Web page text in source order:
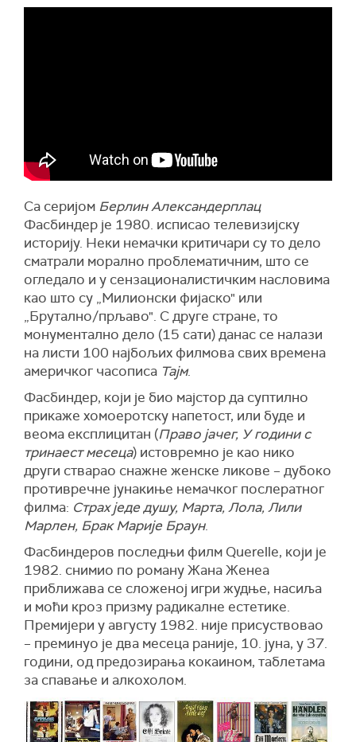
Са серијом Берлин Александерплац
Фасбиндер је 1980. исписао телевизијску
историју. Неки немачки критичари су то дело
сматрали морално проблематичним, што се
огледало и у сензационалистичким насловима
као што су „Милионски фијаско" или
„Брутално/прљаво". С друге стране, то
монументално дело (15 сати) данас се налази
на листи 100 најбољих филмова свих времена
америчког часописа Тајм.
Фасбиндер, који је био мајстор да суптилно
прикаже хомоеротску напетост, или буде и
веома експлицитан (Право јачег, У години с
тринаест месеца) истовремно је као нико
други стварао снажне женске ликове – дубоко
противречне јунакиње немачког послератног
филма: Страх једе душу, Марта, Лола, Лили
Марлен, Брак Марије Браун.
Фасбиндеров последњи филм Querellе, који је
1982. снимио по роману Жана Женеа
приближава се сложеној игри жудње, насиља
и моћи кроз призму радикалне естетике.
Премијери у августу 1982. није присуствовао
– преминуо је два месеца раније, 10. јуна, у 37.
години, од предозирања кокаином, таблетама
за спавање и алкохолом.